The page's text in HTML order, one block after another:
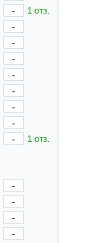
-
1 отз.
-
-
-
-
-
-
-
-
1 отз.
-
-
-
-